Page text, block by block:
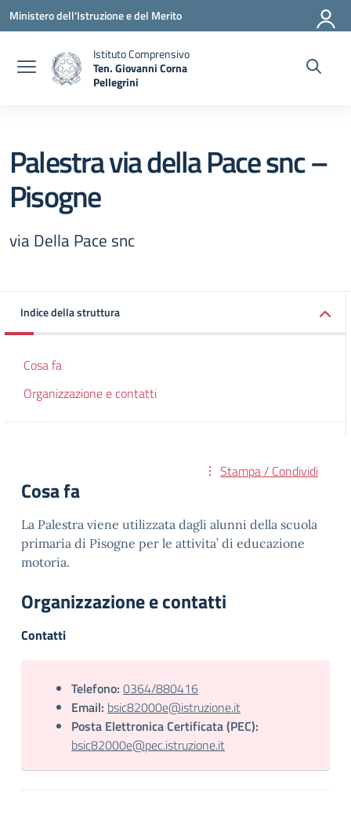
Vai ai contenuti
Vai al menu di navigazione
Vai al footer
Ministero dell'Istruzione e del Merito
Istituto Comprensivo
Ten. Giovanni Corna
Pellegrini
Palestra via della Pace snc –
Pisogne
via Della Pace snc
Indice della struttura
Cosa fa
Organizzazione e contatti
Stampa / Condividi
Cosa fa
La Palestra viene utilizzata dagli alunni della scuola
primaria di Pisogne per le attivita’ di educazione
motoria.
Organizzazione e contatti
Contatti
Telefono: 0364/880416
Email: bsic82000e@istruzione.it
Posta Elettronica Certificata (PEC):
bsic82000e@pec.istruzione.it